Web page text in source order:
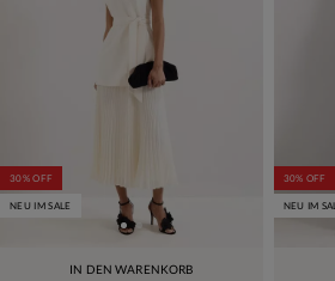
IN DEN WARENKORB
30% OFF
NEU IM SALE
30% OFF
NEU IM